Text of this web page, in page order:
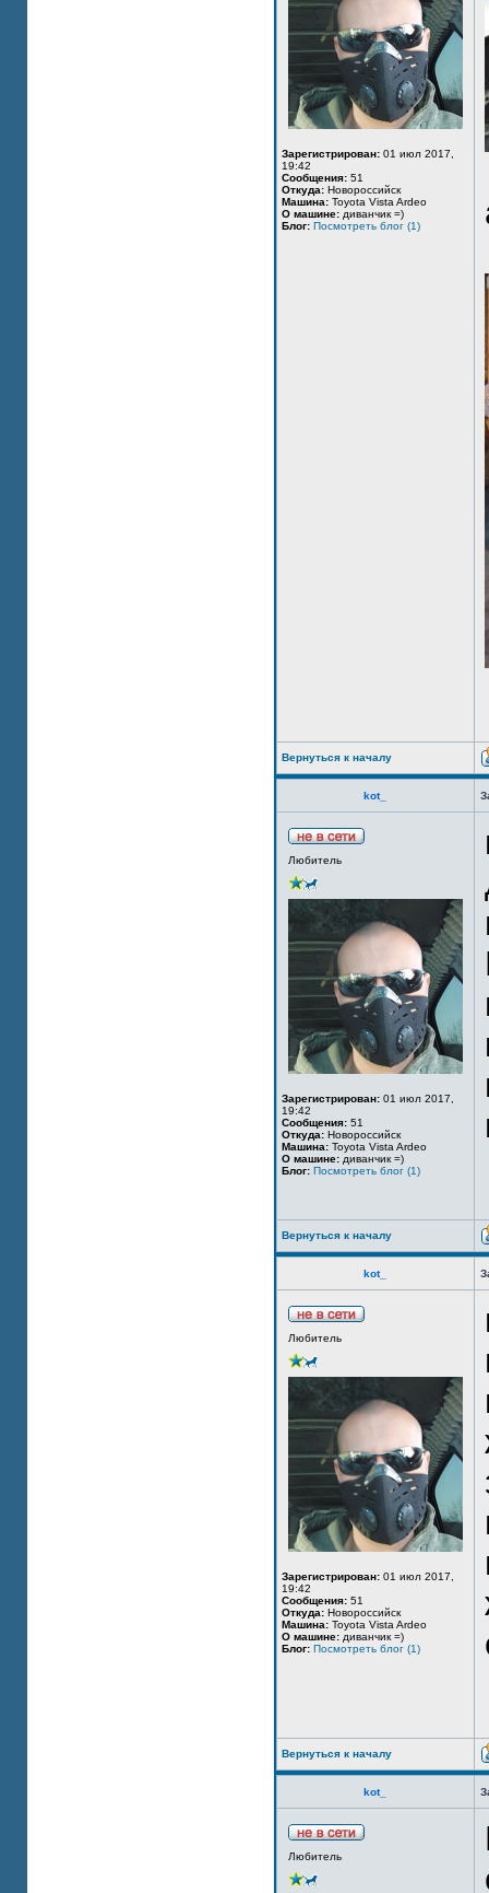
Зарегистрирован: 01 июл 2017,
19:42
Сообщения: 51
Откуда: Новороссийск
Машина: Toyota Vista Ardeo
О машине: диванчик =)
Блог: Посмотреть блог (1)
Вернуться к началу
kot_
Любитель
Зарегистрирован: 01 июл 2017,
19:42
Сообщения: 51
Откуда: Новороссийск
Машина: Toyota Vista Ardeo
О машине: диванчик =)
Блог: Посмотреть блог (1)
Вернуться к началу
kot_
Любитель
Зарегистрирован: 01 июл 2017,
19:42
Сообщения: 51
Откуда: Новороссийск
Машина: Toyota Vista Ardeo
О машине: диванчик =)
Блог: Посмотреть блог (1)
Вернуться к началу
kot_
Любитель